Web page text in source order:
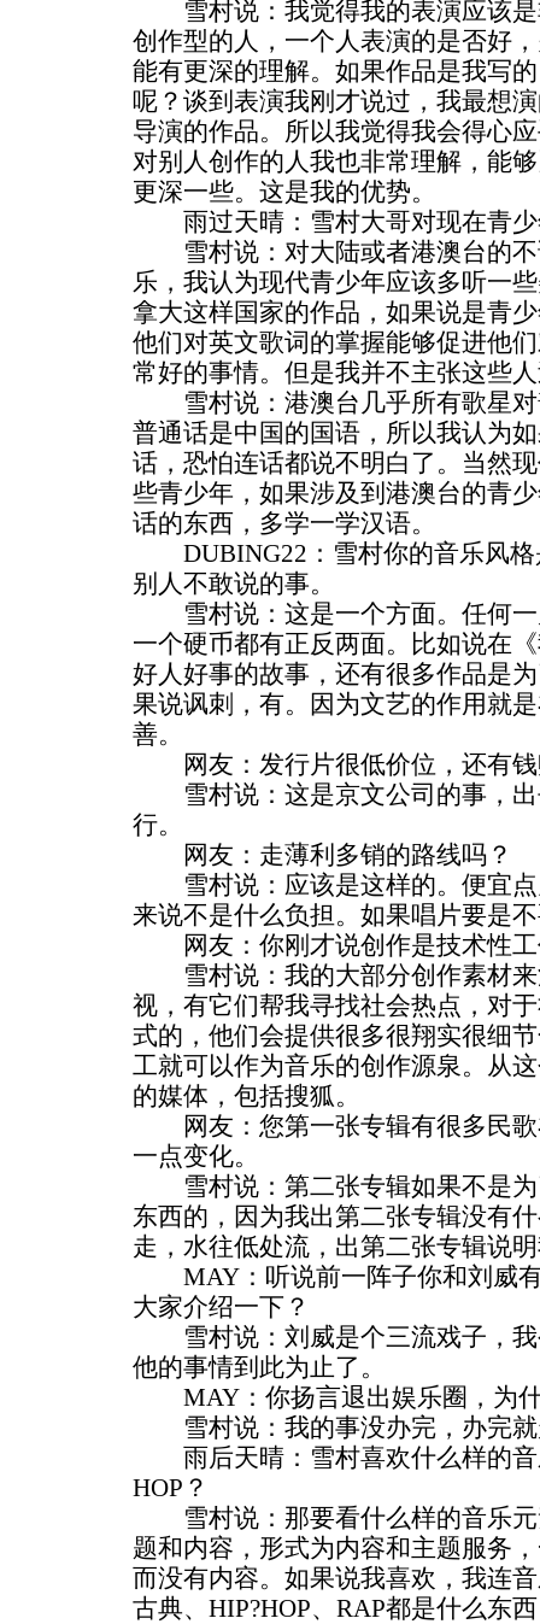
雪村说：我觉得我的表演应该是
创作型的人，一个人表演的是否好
能有更深的理解。如果作品是我写
呢？谈到表演我刚才说过，我最想
导演的作品。所以我觉得我会得心
对别人创作的人我也非常理解，能
更深一些。这是我的优势。
雨过天晴：雪村大哥对现在青少
雪村说：对大陆或者港澳台的不
乐，我认为现代青少年应该多听一
拿大这样国家的作品，如果说是青
他们对英文歌词的掌握能够促进他
常好的事情。但是我并不主张这些
雪村说：港澳台几乎所有歌星对
普通话是中国的国语，所以我认为
话，恐怕连话都说不明白了。当然
些青少年，如果涉及到港澳台的青
话的东西，多学一学汉语。
DUBING22：雪村你的音乐风格
别人不敢说的事。
雪村说：这是一个方面。任何一
一个硬币都有正反两面。比如说在
好人好事的故事，还有很多作品是
果说讽刺，有。因为文艺的作用就
善。
网友：发行片很低价位，还有钱
雪村说：这是京文公司的事，出
行。
网友：走薄利多销的路线吗？
雪村说：应该是这样的。便宜点
来说不是什么负担。如果唱片要是
网友：你刚才说创作是技术性工
雪村说：我的大部分创作素材来
视，有它们帮我寻找社会热点，对
式的，他们会提供很多很翔实很细
工就可以作为音乐的创作源泉。从
的媒体，包括搜狐。
网友：您第一张专辑有很多民歌
一点变化。
雪村说：第二张专辑如果不是为
东西的，因为我出第二张专辑没有
走，水往低处流，出第二张专辑说
MAY：听说前一阵子你和刘威有
大家介绍一下？
雪村说：刘威是个三流戏子，我
他的事情到此为止了。
MAY：你扬言退出娱乐圈，为
雪村说：我的事没办完，办完就
雨后天晴：雪村喜欢什么样的音
HOP？
雪村说：那要看什么样的音乐元
题和内容，形式为内容和主题服务
而没有内容。如果说我喜欢，我连
古典、HIP?HOP、RAP都是什么东